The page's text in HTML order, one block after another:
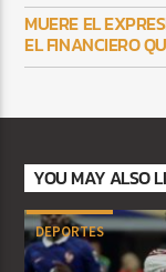
MUERE EL
EL FINANCIERO
YOU MAY ALSO
DEPORTES